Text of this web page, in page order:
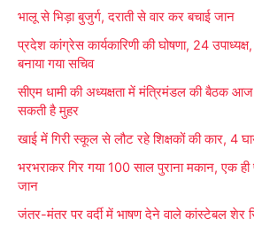
o
:
भालू से भिड़ा बुजुर्ग, दराती से वार कर बचाई जान
प्रदेश कांग्रेस कार्यकारिणी की घोषणा, 24
बनाया गया सचिव
सीएम धामी की अध्यक्षता में मंत्रिमंडल की बैठक आज,
सकती है मुहर
खाई में गिरी स्कूल से लौट रहे शिक्षकों की कार, 4
भरभराकर गिर गया 100 साल पुराना मकान, एक ही
जान
जंतर-मंतर पर वर्दी में भाषण देने वाले कांस्टेबल शेर